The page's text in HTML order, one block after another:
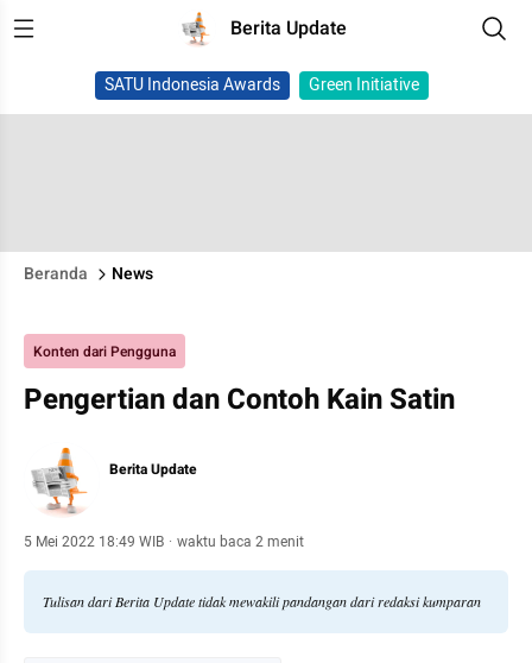
Berita Update
SATU Indonesia Awards Green Initiative
Beranda News
Konten dari Pengguna
Pengertian dan Contoh Kain Satin
Berita Update
5 Mei 2022 18:49 WIB · waktu baca 2 menit
Tulisan dari Berita Update tidak mewakili pandangan dari redaksi kumparan